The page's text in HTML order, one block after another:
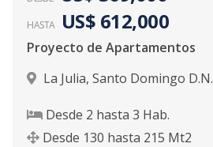
HASTA US$ 612,000
Proyecto de Apartamentos
La Julia, Santo Domingo D.N.
Desde 2 hasta 3 Hab.
Desde 130 hasta 215 Mt2